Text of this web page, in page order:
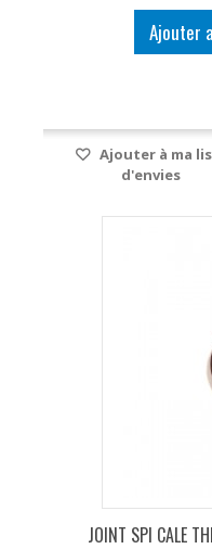
Ajouter
Ajouter à ma
d'envies
JOINT SPI CALE